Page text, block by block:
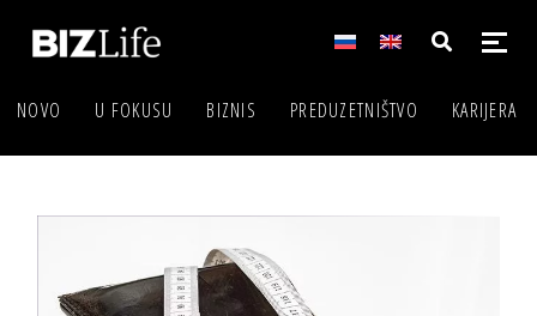
NOVO U FOKUSU BIZNIS PREDUZETNIŠTVO KARIJERA